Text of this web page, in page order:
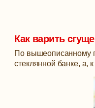
Как варить
По вышеописанному
стеклянной банке, а,